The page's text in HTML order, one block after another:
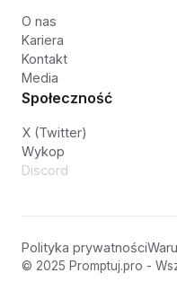
O nas
Kariera
Kontakt
Media
Społeczność
X (Twitter)
Wykop
Discord
© 2025 Promptuj.pro -
Polityka prywatności